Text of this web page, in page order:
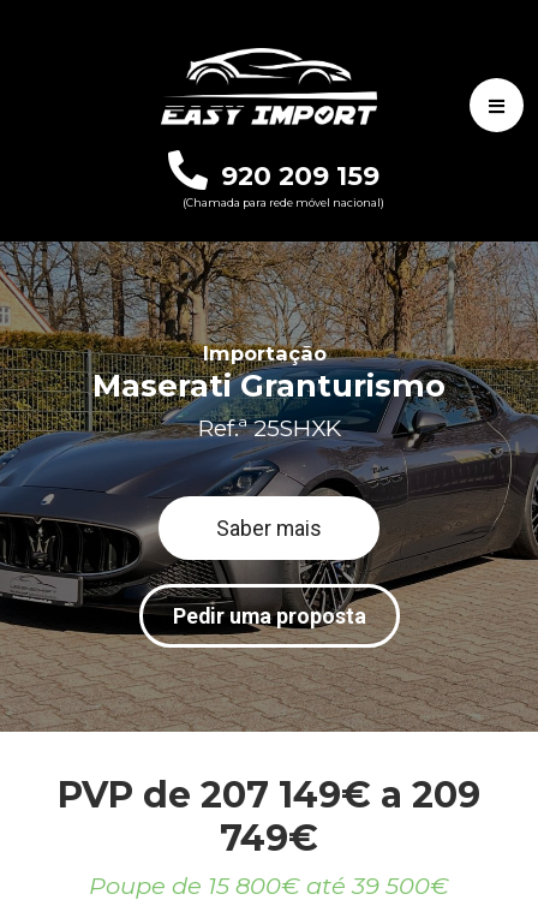
920 209 159
(Chamada para rede móvel nacional)
Importação
Maserati Granturismo
Ref.ª 25SHXK
Saber mais
Pedir uma proposta
PVP de 207 149€ a 209
749€
Poupe de 15 800€ até 39 500€